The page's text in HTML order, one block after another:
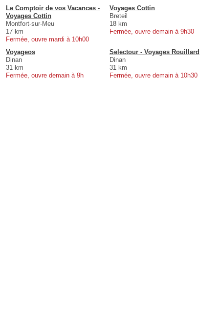
Le Comptoir de vos Vacances -
Voyages Cottin
Montfort-sur-Meu
17 km
Fermée, ouvre mardi à 10h00
Voyages Cottin
Breteil
18 km
Fermée, ouvre demain à 9h30
Voyageos
Dinan
31 km
Fermée, ouvre demain à 9h
Selectour - Voyages Rouillard
Dinan
31 km
Fermée, ouvre demain à 10h30